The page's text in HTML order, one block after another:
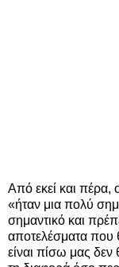
Από εκεί και πέρα,
«ήταν μια πολύ
σημαντικό και
αποτελέσματα που
είναι πίσω μας